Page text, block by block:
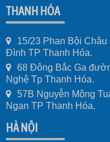
THANH HÓA
15/23 Phan Bội
Đình TP Thanh Hóa.
68 Đông Bắc Ga
Nghệ Tp Thanh Hóa.
57B Nguyễn Mộng
Ngạn TP Thanh Hóa.
HÀ NỘI